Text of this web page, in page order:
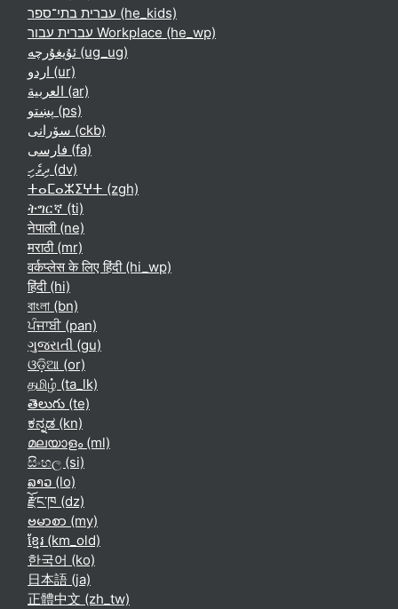
עברית בתי־ספר ‎(he_kids)‎
עברית עבור Workplace ‎(he_wp)‎
ئۇيغۇرچە ‎(ug_ug)‎
اردو ‎(ur)‎
العربية ‎(ar)‎
پښتو ‎(ps)‎
سۆرانی ‎(ckb)‎
فارسی ‎(fa)‎
ދިވެހި ‎(dv)‎
ⵜⴰⵎⴰⵣⵉⵖⵜ ‎(zgh)‎
ትግርኛ ‎(ti)‎
नेपाली ‎(ne)‎
मराठी ‎(mr)‎
वर्कप्लेस के लिए हिंदी ‎(hi_wp)‎
हिंदी ‎(hi)‎
বাংলা ‎(bn)‎
ਪੰਜਾਬੀ ‎(pan)‎
ગુજરાતી ‎(gu)‎
ଓଡ଼ିଆ ‎(or)‎
தமிழ் ‎(ta_lk)‎
తెలుగు ‎(te)‎
ಕನ್ನಡ ‎(kn)‎
മലയാളം ‎(ml)‎
සිංහල ‎(si)‎
ລາວ ‎(lo)‎
རྫོང་ཁ ‎(dz)‎
ဗမာစာ ‎(my)‎
ខ្មែរ ‎(km_old)‎
한국어 ‎(ko)‎
日本語 ‎(ja)‎
正體中文 ‎(zh_tw)‎